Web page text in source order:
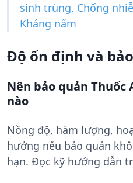
sinh trùng, Chống
Kháng nấm
Độ ổn định và
Nên bảo quản
nào
Nồng độ, hàm lượng,
hưởng nếu bảo quản
hạn. Đọc kỹ hướng dẫn